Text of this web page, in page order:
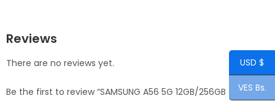
Reviews
There are no reviews yet.
Be the first to review “SAMSUNG A56 5G 12GB/256GB
USD $
VES Bs.